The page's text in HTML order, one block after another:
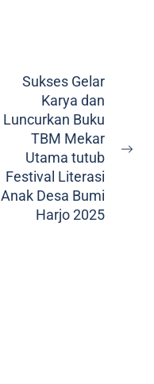
Sukses Gelar
Karya dan
Luncurkan Buku
TBM Mekar
Utama tutub
Festival Literasi
Anak Desa Bumi
Harjo 2025